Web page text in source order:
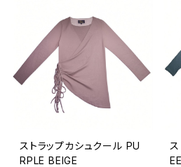
ストラップカシュクール PU
RPLE BEIGE